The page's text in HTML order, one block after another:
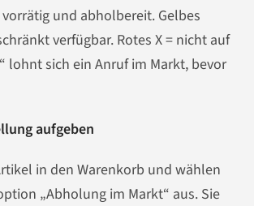
und abholbereit. Gelbes
verfügbar. Rotes X = nicht auf
lohnt sich ein Anruf im Markt, bevor
aufgeben
in den Warenkorb und wählen
„Abholung im Markt“ aus. Sie